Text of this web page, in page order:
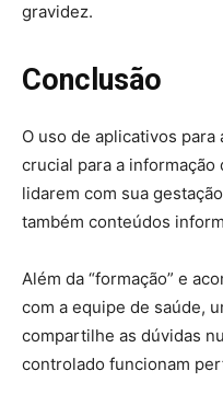
gravidez.
Conclusão
O uso de aplicativos
crucial para a
lidarem com sua
também conteúdos
Além da “formação” e
com a equipe de saúde,
compartilhe as dúvidas
controlado funcionam